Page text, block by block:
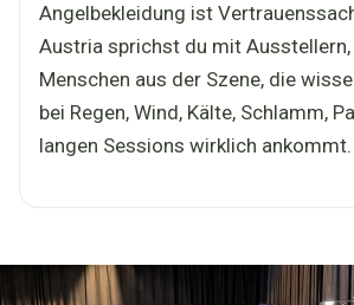
Angelbekleidung ist
Austria sprichst du mit Ausstellern,
Menschen aus der Szene, die
bei Regen, Wind, Kälte, Schlamm,
langen Sessions wirklich ankommt.